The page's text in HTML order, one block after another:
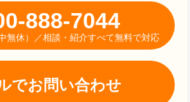
888-7044
無休）／相談・紹介すべて無料で対応
でお問い合わせ